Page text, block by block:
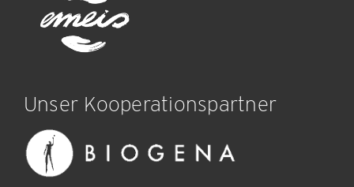
Unser Kooperationspartner